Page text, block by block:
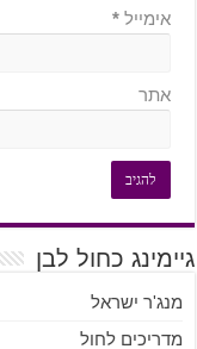
אימייל *
אתר
גיימינג כחול לבן
מנג'ר ישראל
מדריכים לחול